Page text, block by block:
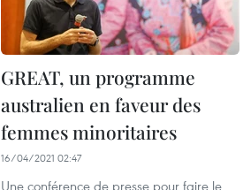
GREAT, un programme
australien en faveur des
femmes minoritaires
16/04/2021 02:47
Une conférence de presse pour faire le